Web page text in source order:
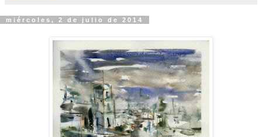
miércoles, 2 de julio de 2014